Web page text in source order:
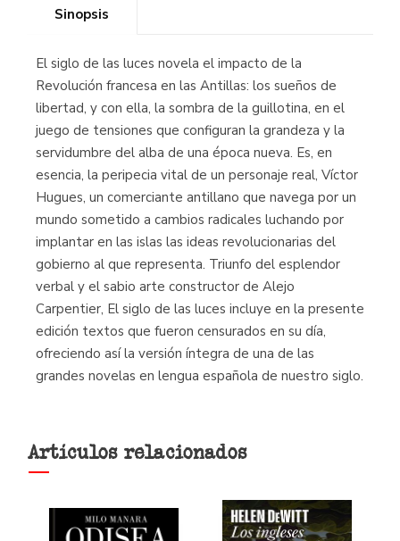
Sinopsis
El siglo de las luces novela el impacto de la
Revolución francesa en las Antillas: los sueños de
libertad, y con ella, la sombra de la guillotina, en el
juego de tensiones que configuran la grandeza y la
servidumbre del alba de una época nueva. Es, en
esencia, la peripecia vital de un personaje real, Víctor
Hugues, un comerciante antillano que navega por un
mundo sometido a cambios radicales luchando por
implantar en las islas las ideas revolucionarias del
gobierno al que representa. Triunfo del esplendor
verbal y el sabio arte constructor de Alejo
Carpentier, El siglo de las luces incluye en la presente
edición textos que fueron censurados en su día,
ofreciendo así la versión íntegra de una de las
grandes novelas en lengua española de nuestro siglo.
Artículos relacionados